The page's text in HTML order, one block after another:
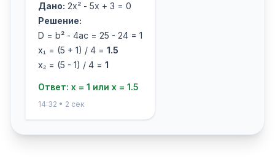
Дано: 2x² - 5x + 3 = 0
Решение:
D = b² - 4ac = 25 - 24 = 1
x₁ = (5 + 1) / 4 = 1.5
x₂ = (5 - 1) / 4 = 1
Ответ: x = 1 или x = 1.5
14:32 • 2 сек